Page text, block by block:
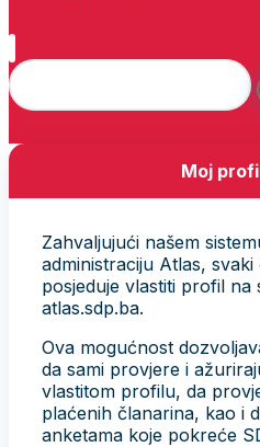
Moj
Zahvaljujući našem
administraciju Atlas, svaki
posjeduje vlastiti profil na
atlas.sdp.ba.
Ova mogućnost
da sami provjere i
vlastitom profilu, da
plaćenih članarina, kao i
anketama koje pokreće